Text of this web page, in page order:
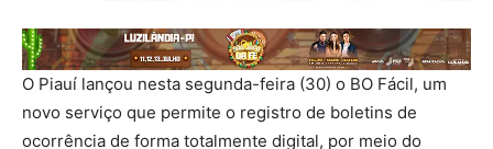
O Piauí lançou nesta segunda-feira (30) o BO Fácil, um
novo serviço que permite o registro de boletins de
ocorrência de forma totalmente digital, por meio do